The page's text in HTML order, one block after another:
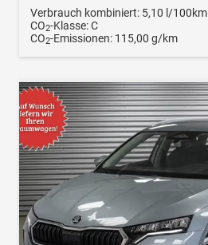
Verbrauch kombiniert: 5,10 l/100km
CO2-Klasse:C
CO2-Emissionen: 115,00 g/km